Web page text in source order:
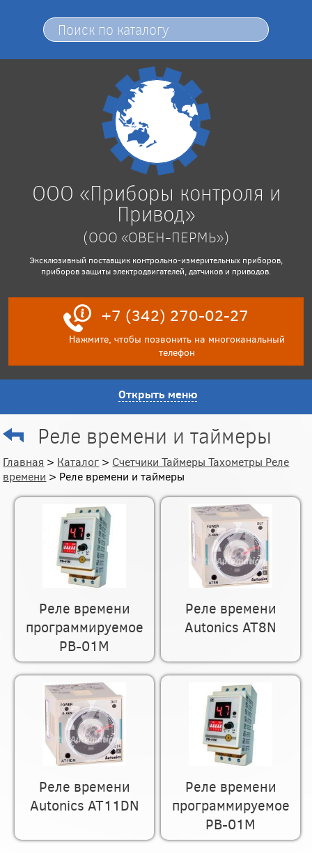
ООО «Приборы контроля и
Привод»
(ООО «ОВЕН-ПЕРМЬ»)
Эксклюзивный поставщик контрольно-измерительных приборов,
приборов защиты электродвигателей, датчиков и приводов.
+7 (342) 270-02-27
Нажмите, чтобы позвонить на многоканальный
телефон
Открыть меню
Реле времени и таймеры
Главная > Каталог > Счетчики Таймеры Тахометры Реле
времени > Реле времени и таймеры
Реле времени
программируемое
РВ-01М
Реле времени
Autonics AT8N
Реле времени
Autonics AT11DN
Реле времени
программируемое
РВ-01М